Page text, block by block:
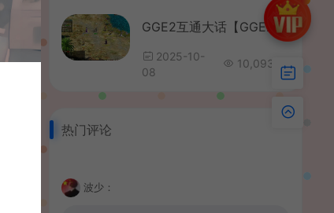
GGE2互通大话【GGE2大话2四族水墨版】最新整理WIN系服务端+安卓PC互通客户端+内置GM工具+安卓出包教程+全套源码+详细搭建教程+视频教程
2025-10-
08
10,093
热门评论
波少：